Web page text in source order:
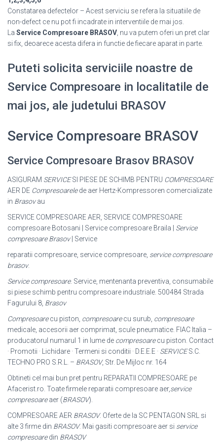
Constatarea defectelor – Acest serviciu se refera la situatiile de
non-defect ce nu pot fi incadrate in interventiile de mai jos.
La Service Compresoare BRASOV , nu va putem oferi un pret clar
si fix, deoarece acesta difera in functie de fiecare aparat in parte.
Puteti solicita serviciile noastre de
Service Compresoare in localitatile de
mai jos, ale judetului BRASOV
Service Compresoare BRASOV
Service Compresoare Brasov BRASOV
ASIGURAM SERVICESI PIESE DE SCHIMB PENTRU COMPRESOARE
AER DE Compresoarelede aer Hertz-Kompressoren comercializate
in Brasovau
SERVICE COMPRESOARE AER, SERVICE COMPRESOARE
compresoare Botosani | Service compresoare Braila | Service
compresoare Brasov| Service
reparatii compresoare, service compresoare, service compresoare
brasov.
Service compresoare. Service, mentenanta preventiva, consumabile
si piese schimb pentru compresoare industriale. 500484 Strada
Fagurului 8, Brasov
Compresoarecu piston, compresoarecu surub, compresoare
medicale, accesorii aer comprimat, scule pneumatice. FIAC Italia –
producatorul numarul 1 in lume de compresoarecu piston. Contact
· Promotii · Lichidare · Termeni si conditii · D.E.E.E · SERVICES.C.
TECHNO PRO S.R.L. – BRASOV, Str. De Mijloc nr. 164
Obtineti cel mai bun pret pentru REPARATII COMPRESOARE pe
Afacerist.ro. Toate firmele reparatii compresoare aer,service
compresoareaer (BRASOV).
COMPRESOARE AER BRASOV. Oferte de la SC PENTAGON SRL si
alte 3 firme din BRASOV. Mai gasiti compresoare aer si service
compresoaredin BRASOV